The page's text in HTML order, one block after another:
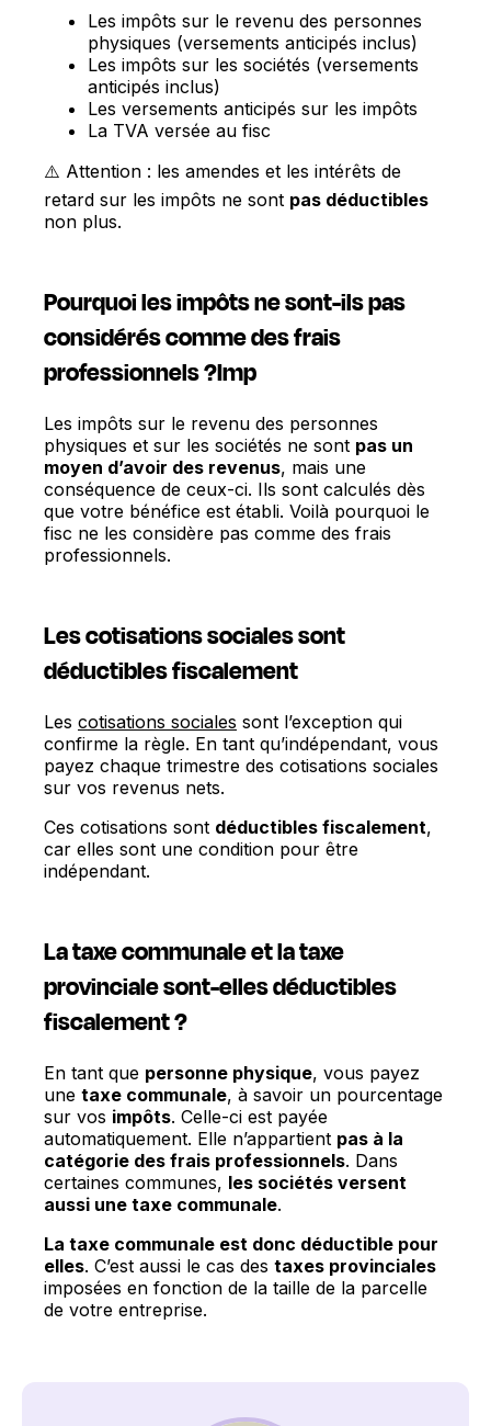
Les impôts sur le revenu des personnes
physiques (versements anticipés inclus)
Les impôts sur les sociétés (versements
anticipés inclus)
Les versements anticipés sur les impôts
La TVA versée au fisc
⚠️ Attention : les amendes et les intérêts de
retard sur les impôts ne sont pas déductibles
non plus.
Pourquoi les impôts ne sont-ils pas
considérés comme des frais
professionnels ?Imp
Les impôts sur le revenu des personnes
physiques et sur les sociétés ne sont pas un
moyen d’avoir des revenus, mais une
conséquence de ceux-ci. Ils sont calculés dès
que votre bénéfice est établi. Voilà pourquoi le
fisc ne les considère pas comme des frais
professionnels.
Les cotisations sociales sont
déductibles fiscalement
Les cotisations sociales sont l’exception qui
confirme la règle. En tant qu’indépendant, vous
payez chaque trimestre des cotisations sociales
sur vos revenus nets.
Ces cotisations sont déductibles fiscalement,
car elles sont une condition pour être
indépendant.
La taxe communale et la taxe
provinciale sont-elles déductibles
fiscalement ?
En tant que personne physique, vous payez
une taxe communale, à savoir un pourcentage
sur vos impôts. Celle-ci est payée
automatiquement. Elle n’appartient pas à la
catégorie des frais professionnels. Dans
certaines communes, les sociétés versent
aussi une taxe communale.
La taxe communale est donc déductible pour
elles. C’est aussi le cas des taxes provinciales
imposées en fonction de la taille de la parcelle
de votre entreprise.